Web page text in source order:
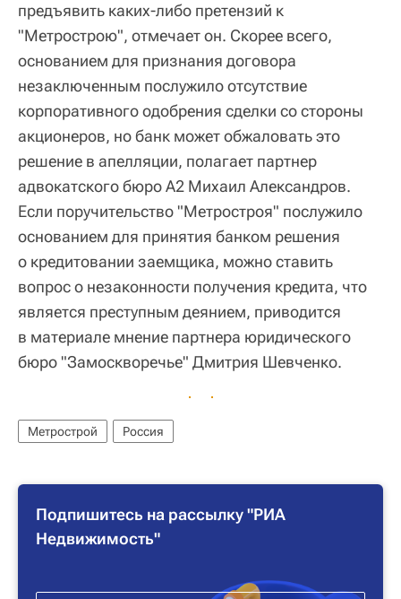
предъявить каких-либо претензий к
"Метрострою", отмечает он. Скорее всего,
основанием для признания договора
незаключенным послужило отсутствие
корпоративного одобрения сделки со стороны
акционеров, но банк может обжаловать это
решение в апелляции, полагает партнер
адвокатского бюро А2 Михаил Александров.
Если поручительство "Метростроя" послужило
основанием для принятия банком решения
о кредитовании заемщика, можно ставить
вопрос о незаконности получения кредита, что
является преступным деянием, приводится
в материале мнение партнера юридического
бюро "Замоскворечье" Дмитрия Шевченко.
Метрострой Россия
Подпишитесь на рассылку "РИА
Недвижимость"